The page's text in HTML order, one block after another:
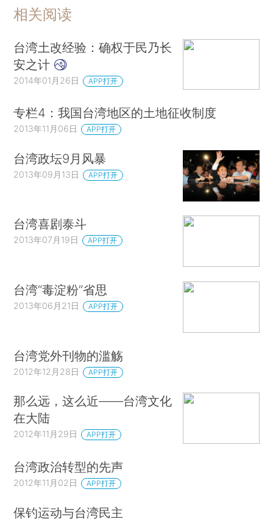
相关阅读
台湾土改经验：确权于民乃长
安之计
2014年01月26日 APP打开
专栏4：我国台湾地区的土地征收制度
2013年11月06日 APP打开
台湾政坛9月风暴
2013年09月13日 APP打开
台湾喜剧泰斗
2013年07月19日 APP打开
台湾“毒淀粉”省思
2013年06月21日 APP打开
台湾党外刊物的滥觞
2012年12月28日 APP打开
那么远，这么近——台湾文化
在大陆
2012年11月29日 APP打开
台湾政治转型的先声
2012年11月02日 APP打开
保钓运动与台湾民主